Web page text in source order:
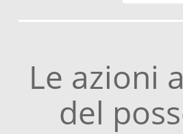
Le azioni
del